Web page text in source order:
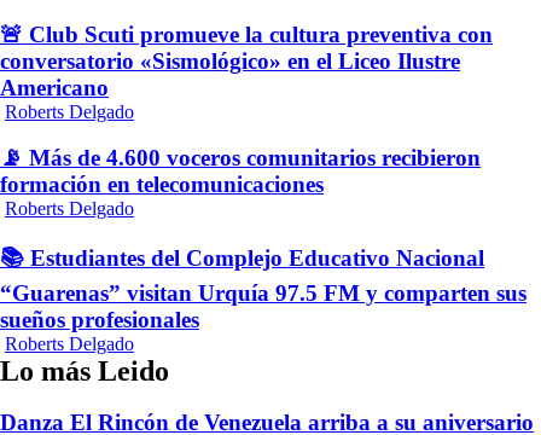
🚨 Club Scuti promueve la cultura preventiva con
conversatorio «Sismológico» en el Liceo Ilustre
Americano
Roberts Delgado
📡 Más de 4.600 voceros comunitarios recibieron
formación en telecomunicaciones
Roberts Delgado
📚 Estudiantes del Complejo Educativo Nacional
“Guarenas” visitan Urquía 97.5 FM y comparten sus
sueños profesionales
Roberts Delgado
Lo más Leido
Danza El Rincón de Venezuela arriba a su aniversario